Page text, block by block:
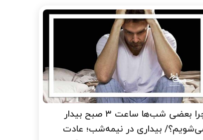
چرا بعضی شب‌ها ساعت ۳ صبح بیدار
بیداری در نیمه‌شب؛ عادت